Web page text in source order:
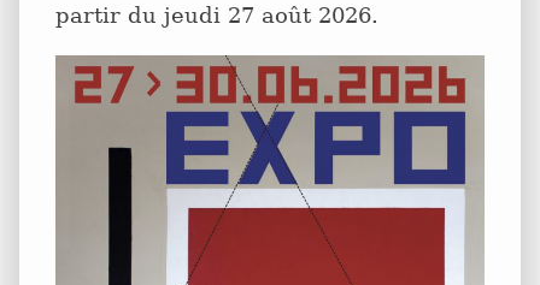
partir du jeudi 27 août 2026.